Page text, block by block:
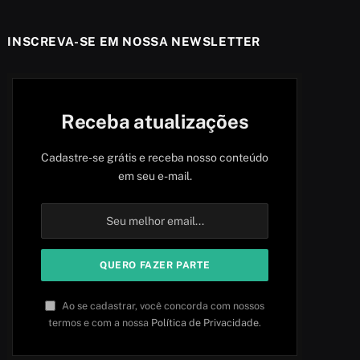
INSCREVA-SE EM NOSSA NEWSLETTER
Receba atualizações
Cadastre-se grátis e receba nosso conteúdo
em seu e-mail.
Ao se cadastrar, você concorda com nossos
termos e com a nossa Política de Privacidade.